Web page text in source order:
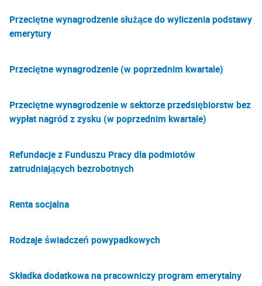
Przeciętne wynagrodzenie służące do wyliczenia podstawy
emerytury
Przeciętne wynagrodzenie (w poprzednim kwartale)
Przeciętne wynagrodzenie w sektorze przedsiębiorstw bez
wypłat nagród z zysku (w poprzednim kwartale)
Refundacje z Funduszu Pracy dla podmiotów
zatrudniających bezrobotnych
Renta socjalna
Rodzaje świadczeń powypadkowych
Składka dodatkowa na pracowniczy program emerytalny